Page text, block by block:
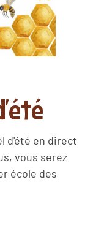
d'été en direct
vous serez
école des